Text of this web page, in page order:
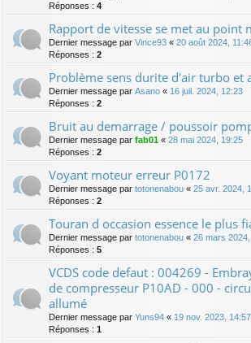
Réponses : 4
Rapport de vitesse se met au point
Dernier message par Vince93 « 20 août 2024,
Réponses : 2
Problème sens durite d'air turbo et
Dernier message par Asano « 16 juil. 2024, 12:23
Réponses : 2
Bruit au demarrage / poussoir
Dernier message par fab01 « 28 mai 2024, 19:25
Réponses : 2
Voyant moteur erreur P0172
Dernier message par totonenabou « 25 avr. 2024,
Réponses : 2
Touran d occasion essence le plus
Dernier message par totonenabou « 26 mars
Réponses : 5
VCDS code defaut : 004269 -
de compresseur P10AD - 000 -
allumé
Dernier message par Yuns94 « 19 nov. 2023, 14:57
Réponses : 1